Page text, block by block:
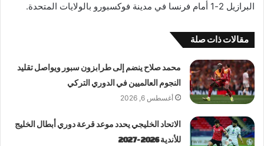
البرازيل 2-1 أمام فرنسا في مدينة فوكسبورو بالولايات المتحدة.
مقالات ذات صلة
محمد صلاح ينضم إلى طرابزون سبور ويواصل تقليد
النجوم العالميين في الدوري التركي
أغسطس 6, 2026
الاتحاد الخليجي يحدد موعد قرعة دوري أبطال الخليج
للأندية 2026-2027